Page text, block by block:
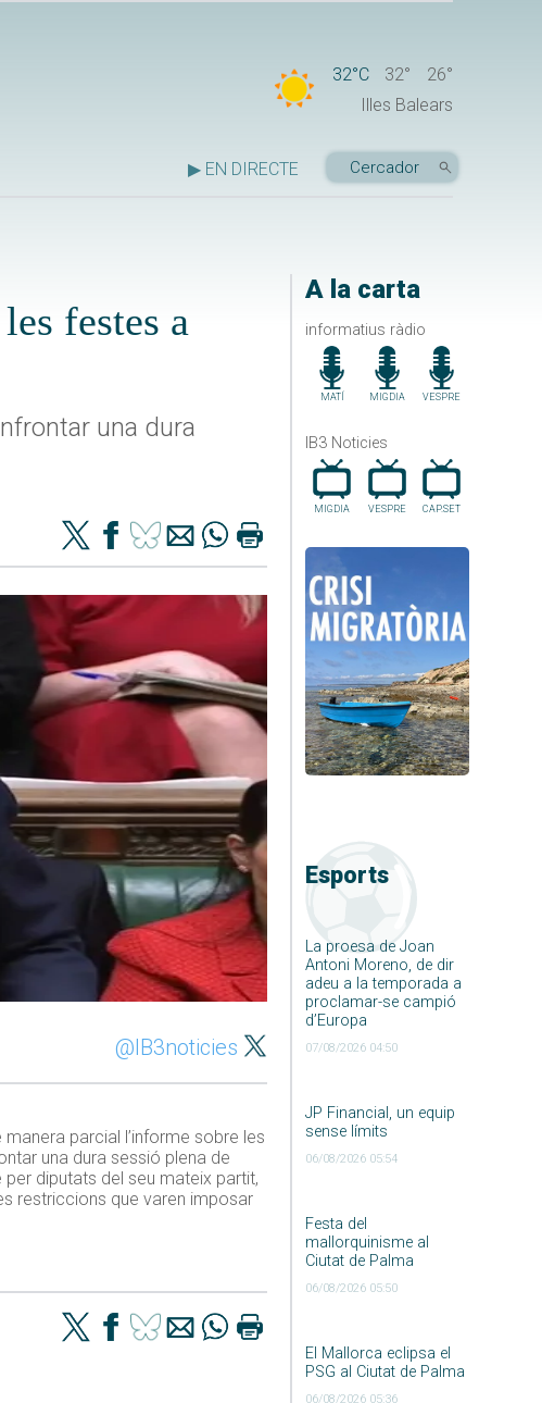
32°C 32°
26°
Illes Balears
▶ EN DIRECTE
A la carta
informatius ràdio
MATÍ MIGDIA VESPRE
IB3 Noticies
MIGDIA VESPRE CAP.SET
Esports
La proesa de Joan
Antoni Moreno, de dir
adeu a la temporada a
proclamar-se campió
d’Europa
07/08/2026 04:50
JP Financial, un equip
sense límits
06/08/2026 05:54
Festa del
mallorquinisme al
Ciutat de Palma
06/08/2026 05:50
El Mallorca eclipsa el
PSG al Ciutat de Palma
06/08/2026 05:36
festes a
una dura
@IB3noticies
manera parcial l’informe sobre les
una dura sessió plena de
per diputats del seu mateix partit,
restriccions que varen imposar